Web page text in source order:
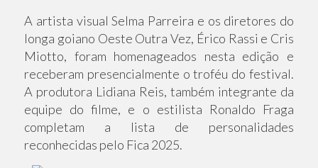
A artista visual Selma Parreira e os diretores do
longa goiano Oeste Outra Vez, Érico Rassi e Cris
Miotto, foram homenageados nesta edição e
receberam presencialmente o troféu do festival.
A produtora Lidiana Reis, também integrante da
equipe do filme, e o estilista Ronaldo Fraga
completam a lista de personalidades
reconhecidas pelo Fica 2025.